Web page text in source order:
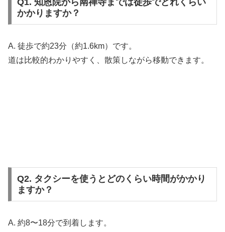
Q1. 知恩院から南禅寺までは徒歩でどれくらい
かかりますか？
A. 徒歩で約23分（約1.6km）です。
道は比較的わかりやすく、散策しながら移動できます。
Q2. タクシーを使うとどのくらい時間がかかり
ますか？
A. 約8〜18分で到着します。